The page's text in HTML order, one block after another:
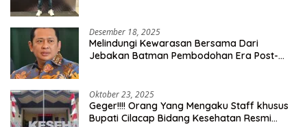
Desember 18, 2025
Melindungi Kewarasan Bersama Dari
Jebakan Batman Pembodohan Era Post-
Oktober 23, 2025
Geger!!!! Orang Yang Mengaku Staff khusus
Bupati Cilacap Bidang Kesehatan Resmi